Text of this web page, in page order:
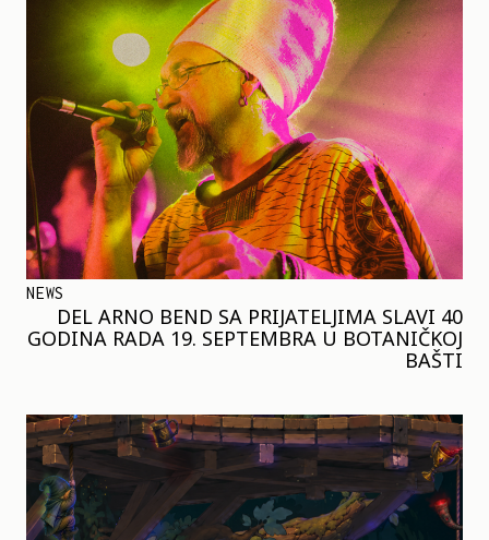
NEWS
DEL ARNO BEND SA PRIJATELJIMA SLAVI 40
GODINA RADA 19. SEPTEMBRA U BOTANIČKOJ
BAŠTI